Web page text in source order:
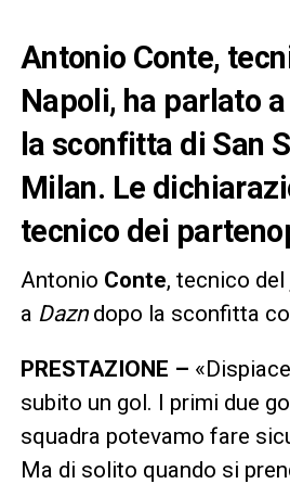
Antonio Conte,
Napoli, ha parlato
la sconfitta di San
Milan. Le
tecnico dei
Antonio Conte, tecnico del
a Dazndopo la sconfitta
PRESTAZIONE –
subito un gol. I primi due
squadra potevamo fare
Ma di solito quando si